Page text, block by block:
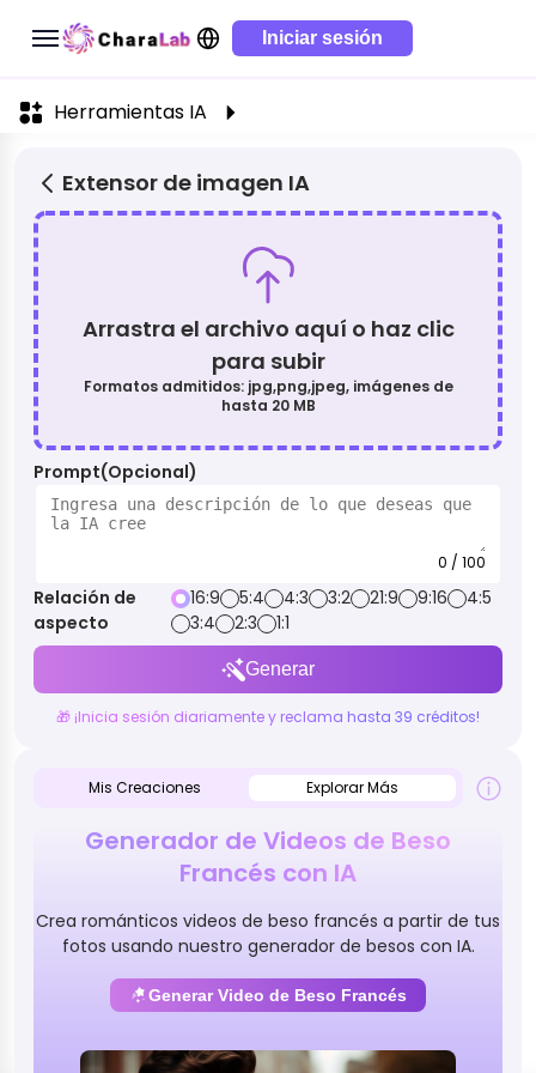
Iniciar sesión
Herramientas IA
Extensor de imagen IA
Arrastra el archivo aquí o haz clic
para subir
Formatos admitidos: jpg,png,jpeg, imágenes de
hasta 20 MB
Prompt(Opcional)
0 / 100
Relación de
aspecto
16:9 5:4 4:3 3:2 21:9 9:16
4:5
3:4
2:3 1:1
Generar
🎁 ¡Inicia sesión diariamente y reclama hasta 39 créditos!
Mis Creaciones Explorar Más
Generador de Videos de Beso
Francés con IA
Crea románticos videos de beso francés a partir de tus
fotos usando nuestro generador de besos con IA.
Generar Video de Beso Francés